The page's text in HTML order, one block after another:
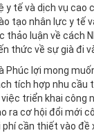
y tế và dịch vụ cao
tạo nhân lực y tế
thảo luận về cách
thức về sự già đi
Phúc lợi mong
tích hợp nhu cầu
triển khai công
ra cơ hội đổi mới
cần thiết vào đề